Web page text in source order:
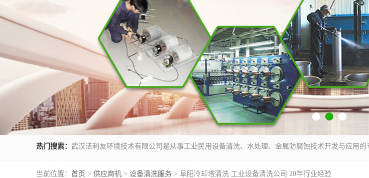
热门搜索：
当前位置： 首页 > 供应商机 > 设备清洗服务 > 阜阳冷却塔清洗 工业设备清洗公司 20年行业经验